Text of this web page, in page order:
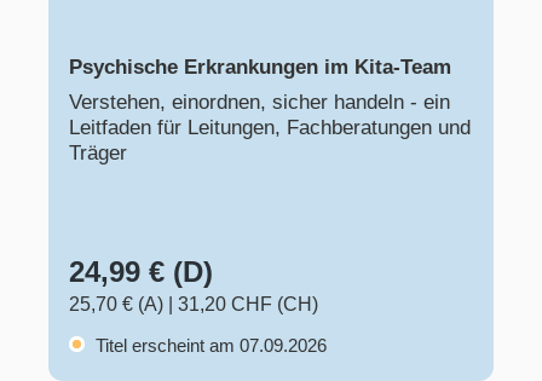
Psychische Erkrankungen im Kita-Team
Verstehen, einordnen, sicher handeln - ein
Leitfaden für Leitungen, Fachberatungen und
Träger
24,99 € (D)
25,70 € (A)
31,20 CHF (CH)
Titel erscheint am 07.09.2026